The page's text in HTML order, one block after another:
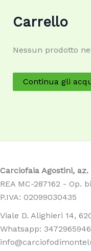
Carrello
Nessun prodotto
Continua gli
Carciofaia Agostini,
REA MC-287162 - Op.
P.IVA: 02099030435
Viale D. Alighieri 14,
Whatsapp: 3472965946